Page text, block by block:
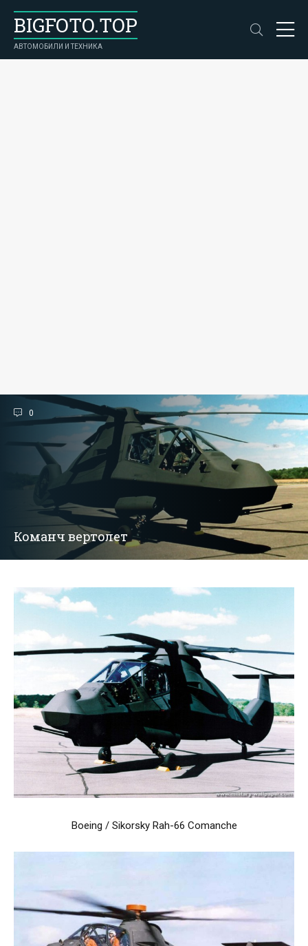
BIGFOTO.TOP
АВТОМОБИЛИ И ТЕХНИКА
0
Команч вертолет
Boeing / Sikorsky Rah-66 Comanche